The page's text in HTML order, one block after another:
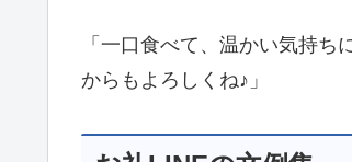
「一口食べて、温かい気持
からもよろしくね♪」